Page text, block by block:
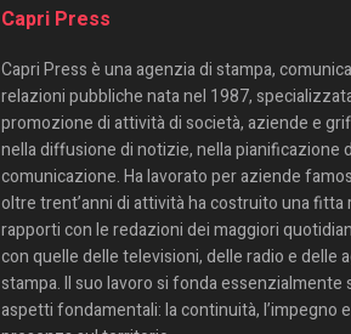
Capri Press
Capri Press è una agenzia di stampa,
relazioni pubbliche nata nel 1987,
promozione di attività di società, aziende e
nella diffusione di notizie, nella pianificazione
comunicazione. Ha lavorato per aziende
oltre trent’anni di attività ha costruito una fitta
rapporti con le redazioni dei maggiori
con quelle delle televisioni, delle radio e delle
stampa. Il suo lavoro si fonda essenzialmente
aspetti fondamentali: la continuità, l’impegno